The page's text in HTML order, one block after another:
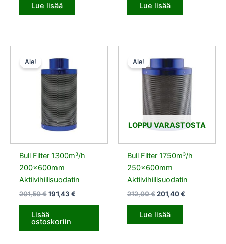
Lue lisää Lue lisää
Ale!
Bull Filter 1300m³/h
200x600mm
Aktiivihiilisuodatin
201,50€
hinta
oli:
201,50 €.
191,43 €
191,43 €.
Lisää
ostoskoriin
LOPPU VARASTOSTA
Ale!
Bull Filter 1750m³/h
250x600mm
Aktiivihiilisuodatin
212,00€
hinta
oli:
212,00 €.
201,40€
on:
201,40 €.
Lue lisää